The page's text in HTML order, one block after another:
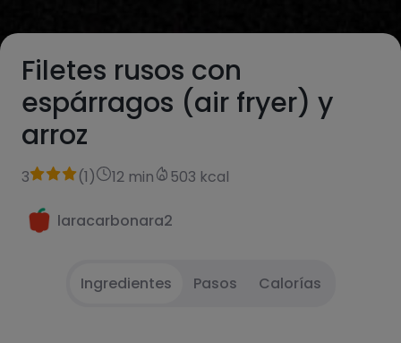
Filetes rusos con
espárragos (air fryer) y
arroz
3 (1) 12 min 503 kcal
laracarbonara2
Ingredientes Pasos Calorías